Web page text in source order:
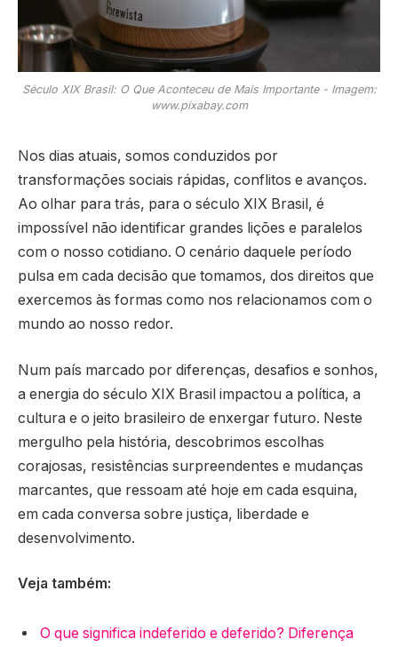
Século XIX Brasil: O Que Aconteceu de Mais Importante - Imagem:
www.pixabay.com
Nos dias atuais, somos conduzidos por
transformações sociais rápidas, conflitos e avanços.
Ao olhar para trás, para o século XIX Brasil, é
impossível não identificar grandes lições e paralelos
com o nosso cotidiano. O cenário daquele período
pulsa em cada decisão que tomamos, dos direitos que
exercemos às formas como nos relacionamos com o
mundo ao nosso redor.
Num país marcado por diferenças, desafios e sonhos,
a energia do século XIX Brasil impactou a política, a
cultura e o jeito brasileiro de enxergar futuro. Neste
mergulho pela história, descobrimos escolhas
corajosas, resistências surpreendentes e mudanças
marcantes, que ressoam até hoje em cada esquina,
em cada conversa sobre justiça, liberdade e
desenvolvimento.
Veja também:
O que significa indeferido e deferido? Diferença